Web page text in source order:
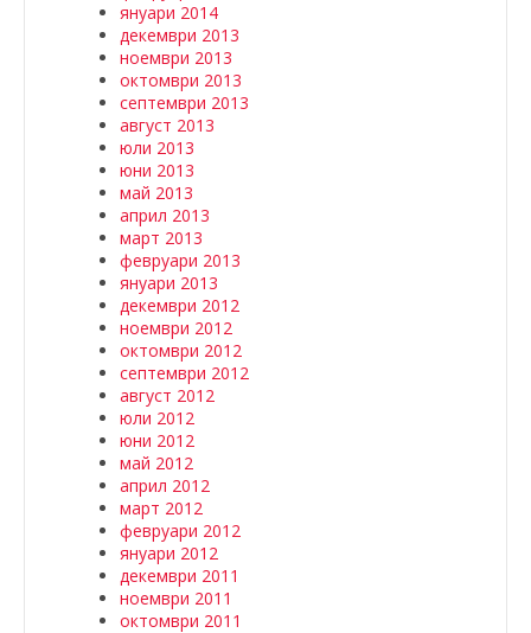
януари 2014
декември 2013
ноември 2013
октомври 2013
септември 2013
август 2013
юли 2013
юни 2013
май 2013
април 2013
март 2013
февруари 2013
януари 2013
декември 2012
ноември 2012
октомври 2012
септември 2012
август 2012
юли 2012
юни 2012
май 2012
април 2012
март 2012
февруари 2012
януари 2012
декември 2011
ноември 2011
октомври 2011